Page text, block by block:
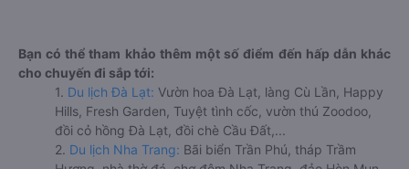
Bạn có thể tham khảo thêm một số điểm đến hấp dẫn khác
cho chuyến đi sắp tới:
1. Du lịch Đà Lạt: Vườn hoa Đà Lạt, làng Cù Lần, Happy
Hills, Fresh Garden, Tuyệt tình cốc, vườn thú Zoodoo,
đồi cỏ hồng Đà Lạt, đồi chè Cầu Đất,...
2. Du lịch Nha Trang: Bãi biển Trần Phú, tháp Trầm